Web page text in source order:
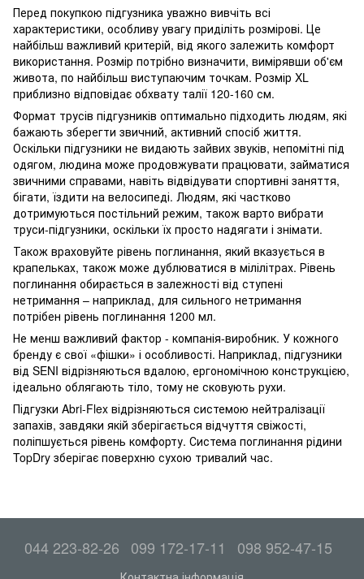
Перед покупкою підгузника уважно вивчіть всі
характеристики, особливу увагу приділіть розмірові. Це
найбільш важливий критерій, від якого залежить комфорт
використання. Розмір потрібно визначити, вимірявши об'єм
живота, по найбільш виступаючим точкам. Розмір XL
приблизно відповідає обхвату талії 120-160 см.
Формат трусів підгузників оптимально підходить людям, які
бажають зберегти звичний, активний спосіб життя.
Оскільки підгузники не видають зайвих звуків, непомітні під
одягом, людина може продовжувати працювати, займатися
звичними справами, навіть відвідувати спортивні заняття,
бігати, їздити на велосипеді. Людям, які частково
дотримуються постільний режим, також варто вибрати
труси-підгузники, оскільки їх просто надягати і знімати.
Також враховуйте рівень поглинання, який вказується в
крапельках, також може дублюватися в мілілітрах. Рівень
поглинання обирається в залежності від ступені
нетримання – наприклад, для сильного нетримання
потрібен рівень поглинання 1200 мл.
Не менш важливий фактор - компанія-виробник. У кожного
бренду є свої «фішки» і особливості. Наприклад, підгузники
від SENI відрізняються вдалою, ергономічною конструкцією,
ідеально облягають тіло, тому не сковують рухи.
Підгузки Abri-Flex відрізняються системою нейтралізації
запахів, завдяки якій зберігається відчуття свіжості,
поліпшується рівень комфорту. Система поглинання рідини
TopDry зберігає поверхню сухою тривалий час.
044 223-82-26 099 172-17-11 098 952-47-15